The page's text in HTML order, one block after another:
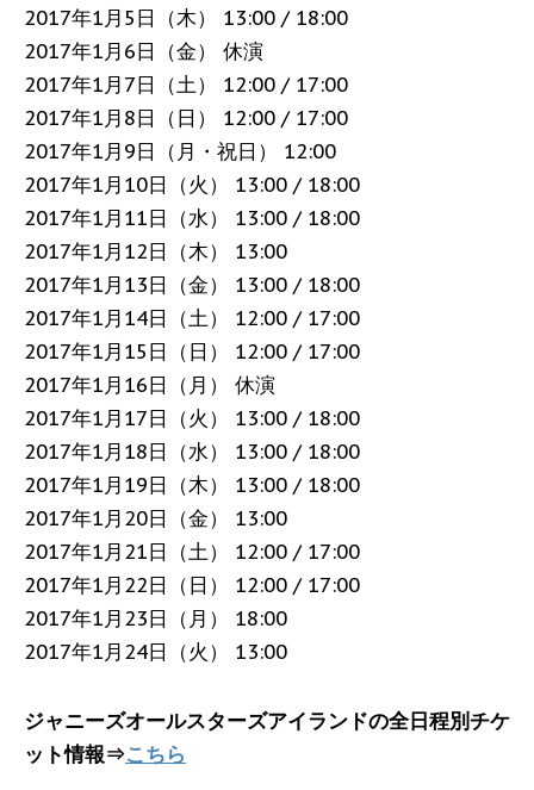
2017年1月5日（木） 13:00 / 18:00
2017年1月6日（金） 休演
2017年1月7日（土） 12:00 / 17:00
2017年1月8日（日） 12:00 / 17:00
2017年1月9日（月・祝日） 12:00
2017年1月10日（火） 13:00 / 18:00
2017年1月11日（水） 13:00 / 18:00
2017年1月12日（木） 13:00
2017年1月13日（金） 13:00 / 18:00
2017年1月14日（土） 12:00 / 17:00
2017年1月15日（日） 12:00 / 17:00
2017年1月16日（月） 休演
2017年1月17日（火） 13:00 / 18:00
2017年1月18日（水） 13:00 / 18:00
2017年1月19日（木） 13:00 / 18:00
2017年1月20日（金） 13:00
2017年1月21日（土） 12:00 / 17:00
2017年1月22日（日） 12:00 / 17:00
2017年1月23日（月） 18:00
2017年1月24日（火） 13:00
ジャニーズオールスターズアイランドの全日程別チケ
ット情報⇒こちら